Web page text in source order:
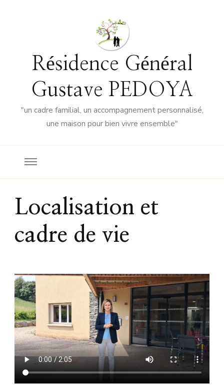
Résidence Général
Gustave PEDOYA
"un cadre familial, un accompagnement personnalisé,
une maison pour bien vivre ensemble"
Localisation et
cadre de vie